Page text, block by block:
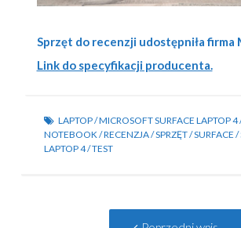
Sprzęt do recenzji udostępniła
Link do specyfikacji producenta.
LAPTOP/MICROSOFT SURFACE LAPTOP 4
NOTEBOOK/RECENZJA/SPRZĘT/SURFACE /
LAPTOP 4/TEST